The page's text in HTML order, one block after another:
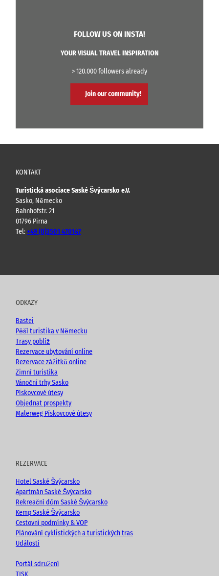
FOLLOW US ON INSTA!
YOUR VISUAL TRAVEL INSPIRATION
> 120.000 followers already
Join our community!
KONTAKT
Turistická asociace Saské Švýcarsko e.V.
Sasko, Německo
Bahnhofstr. 21
01796 Pirna
Tel:+49 (0)3501 470147
u
e
c
o
k
s
a
m
o
ODKAZY
Bastei
Pěší turistika v Německu
Trasy poblíž
Rezervace ubytování online
Rezervace zážitků online
Zimní turistika
Vánoční trhy Sasko
Pískovcové útesy
Objednat prospekty
Malerweg Pískovcové útesy
REZERVACE
Hotel Saské Švýcarsko
Apartmán Saské Švýcarsko
Rekreační dům Saské Švýcarsko
Kemp Saské Švýcarsko
Cestovní podmínky & VOP
Plánování cyklistických a turistických tras
Události
Portál sdružení